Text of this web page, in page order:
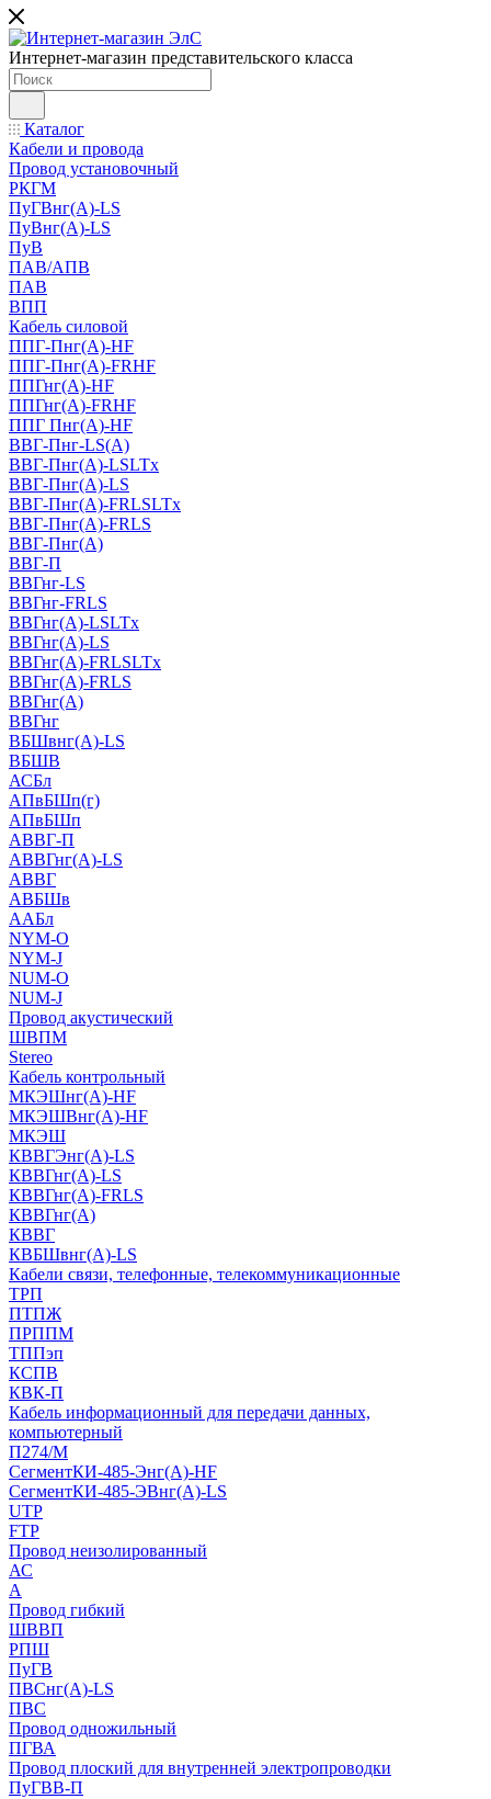
Интернет-магазин представительского класса
Каталог
Кабели и провода
Провод установочный
РКГМ
ПуГВнг(А)-LS
ПуВнг(А)-LS
ПуВ
ПАВ/АПВ
ПАВ
ВПП
Кабель силовой
ППГ-Пнг(А)-HF
ППГ-Пнг(А)-FRHF
ППГнг(А)-HF
ППГнг(А)-FRHF
ППГ Пнг(А)-HF
ВВГ-Пнг-LS(А)
ВВГ-Пнг(А)-LSLTx
ВВГ-Пнг(А)-LS
ВВГ-Пнг(А)-FRLSLTx
ВВГ-Пнг(А)-FRLS
ВВГ-Пнг(А)
ВВГ-П
ВВГнг-LS
ВВГнг-FRLS
ВВГнг(А)-LSLTx
ВВГнг(А)-LS
ВВГнг(А)-FRLSLTx
ВВГнг(А)-FRLS
ВВГнг(А)
ВВГнг
ВБШвнг(А)-LS
ВБШВ
АСБл
АПвБШп(г)
АПвБШп
АВВГ-П
АВВГнг(А)-LS
АВВГ
АВБШв
ААБл
NYM-O
NYM-J
NUM-О
NUM-J
Провод акустический
ШВПМ
Stereo
Кабель контрольный
МКЭШнг(A)-HF
МКЭШВнг(А)-HF
МКЭШ
КВВГЭнг(А)-LS
КВВГнг(А)-LS
КВВГнг(А)-FRLS
КВВГнг(А)
КВВГ
КВБШвнг(А)-LS
Кабели связи, телефонные, телекоммуникационные
ТРП
ПТПЖ
ПРППМ
ТППэп
КСПВ
КВК-П
Кабель информационный для передачи данных,
компьютерный
П274/М
СегментКИ-485-Энг(А)-HF
СегментКИ-485-ЭВнг(А)-LS
UTP
FTP
Провод неизолированный
АС
А
Провод гибкий
ШВВП
РПШ
ПуГВ
ПВСнг(А)-LS
ПВС
Провод одножильный
ПГВА
Провод плоский для внутренней электропроводки
ПуГВВ-П